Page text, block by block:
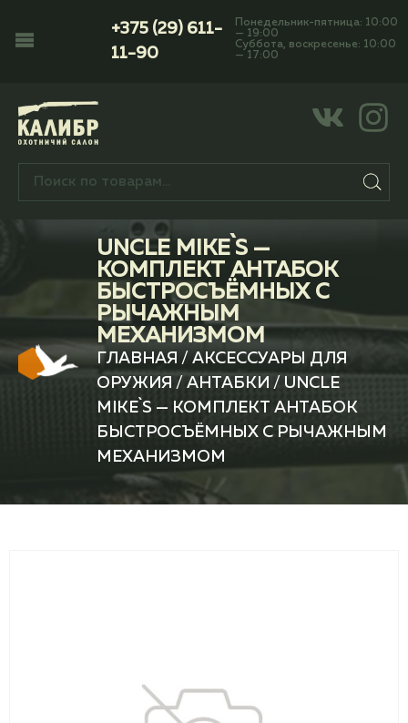
+375 (29) 611-
11-90
Понедельник-пятница: 10:00
— 19:00
Суббота, воскресенье: 10:00
— 17:00
UNCLE MIKE`S —
КОМПЛЕКТ АНТАБОК
БЫСТРОСЪЁМНЫХ С
РЫЧАЖНЫМ
МЕХАНИЗМОМ
ГЛАВНАЯ / АКСЕССУАРЫ ДЛЯ
ОРУЖИЯ / АНТАБКИ / UNCLE
MIKE`S — КОМПЛЕКТ АНТАБОК
БЫСТРОСЪЁМНЫХ С РЫЧАЖНЫМ
МЕХАНИЗМОМ